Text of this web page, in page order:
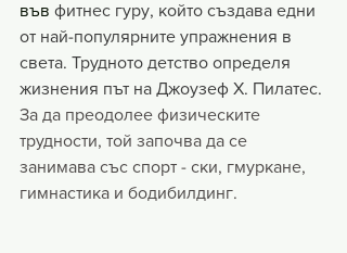
във фитнес гуру, който създава едни
от най-популярните упражнения в
света. Трудното детство определя
жизнения път на Джоузеф Х. Пилатес.
За да преодолее физическите
трудности, той започва да се
занимава със спорт - ски, гмуркане,
гимнастика и бодибилдинг.